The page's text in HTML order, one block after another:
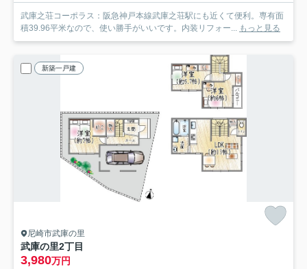
武庫之荘コーポラス：阪急神戸本線武庫之荘駅にも近くて便利。専有面
積39.96平米なので、使い勝手がいいです。内装リフォー... もっと見る
新築一戸建
尼崎市武庫の里
武庫の里2丁目
3,980万円